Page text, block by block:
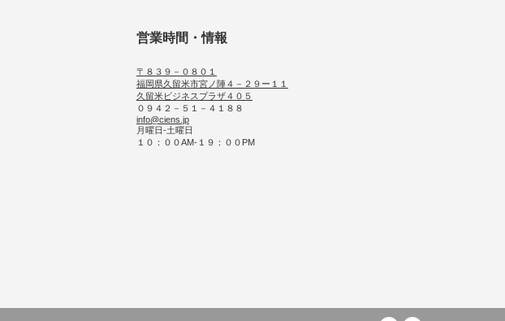
営業時間・情報
〒８３９－０８０１
福岡県久留米市宮ノ陣４－２９ー１１
久留米ビジネスプラザ４０５
０９４２－５１－４１８８
info@ciens.jp
月曜日-土曜日
１０：００AM-１９：００PM